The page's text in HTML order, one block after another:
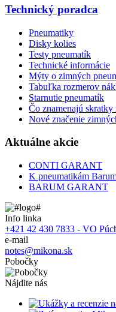
Technický poradca
Pneumatiky
Disky kolies
Testy pneumatík
Technické informácie
Mýty o zimných
Tabuľka rozmerov
Starnutie pneumatík
Čo znamenajú skratky
Nové značenie
Aktuálne akcie
CONTI GARANT
K pneumatikám
BARUM GARANT
Info linka
+421 42 430 7833 - VO
e-mail
notes@mikona.sk
Pobočky
Nájdite nás